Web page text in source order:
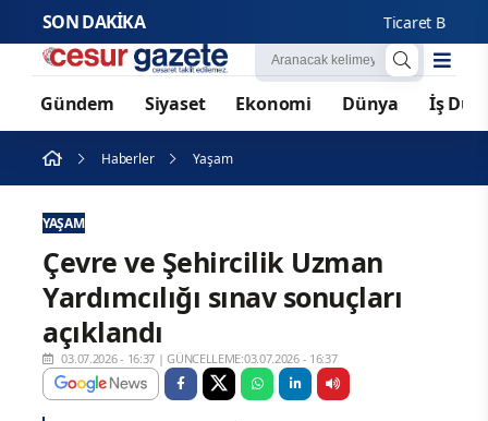
SON DAKİKA Ticaret
Gündem Siyaset Ekonomi Dünya İş
Haberler Yaşam
YAŞAM
Çevre ve Şehircilik Uzman
Yardımcılığı sınav sonuçları
açıklandı
03.07.2026 - 16:37 |GÜNCELLEME:03.07.2026 - 16:37